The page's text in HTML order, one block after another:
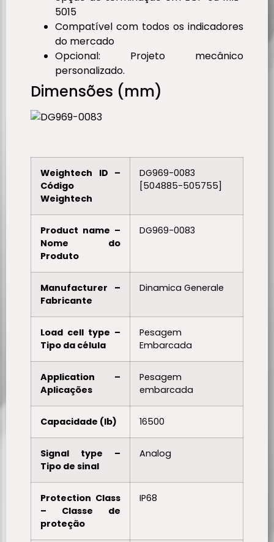
5015
Compatível com todos os indicadores
do mercado
Opcional: Projeto mecânico
personalizado.
Dimensões (mm)
Weightech ID –
Código
Weightech
DG969-0083
[504885-505755]
Product name –
Nome do
Produto
DG969-0083
Manufacturer –
Fabricante
Dinamica Generale
Load cell type –
Tipo da célula
Pesagem
Embarcada
Application –
Aplicações
Pesagem
embarcada
Capacidade (lb) 16500
Signal type –
Tipo de sinal
Analog
Protection Class
– Classe de
proteção
IP68